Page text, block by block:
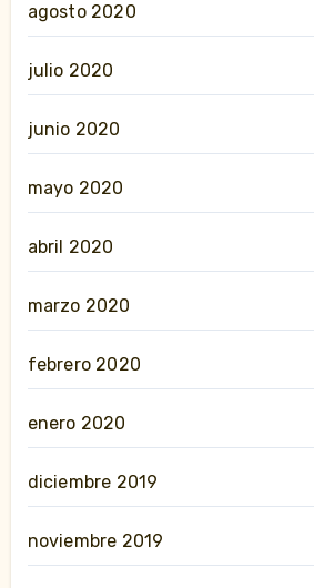
agosto 2020
julio 2020
junio 2020
mayo 2020
abril 2020
marzo 2020
febrero 2020
enero 2020
diciembre 2019
noviembre 2019